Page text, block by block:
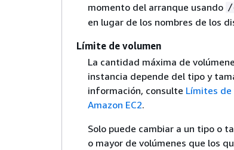
momento del arranque usando
en lugar de los nombres de los
Límite de volumen
La cantidad máxima de
instancia depende del tipo y
información, consulte Límites de
Amazon EC2.
Solo puede cambiar a un tipo o
o mayor de volúmenes que los